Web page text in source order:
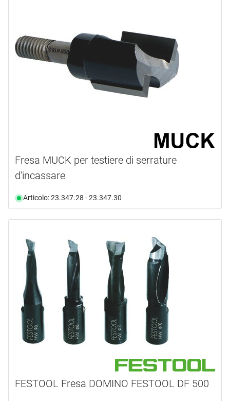
Fresa MUCK per testiere di serrature
d'incassare
Articolo: 23.347.28 - 23.347.30
FESTOOL Fresa DOMINO FESTOOL DF 500